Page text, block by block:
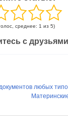
среднее: 1 из 5)
с
любых